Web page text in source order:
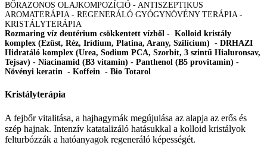
BŐRAZONOS OLAJKOMPOZÍCIÓ - ANTISZEPTIKUS
AROMATERÁPIA - REGENERÁLÓ GYÓGYNÖVÉNY TERÁPIA -
KRISTÁLYTERÁPIA
Rozmaring víz deutérium csökkentett vízből - Kolloid kristály
komplex (Ezüst, Réz, Irídium, Platina, Arany, Szilícium) - DRHAZI
Hidratáló komplex (Urea, Sodium PCA, Szorbit, 3 szintű Hialuronsav,
Tejsav) - Niacinamid (B3 vitamin) - Panthenol (B5 provitamin) -
Növényi keratin - Koffein - Bio Totarol
Kristályterápia
A fejbőr vitalitása, a hajhagymák megújulása az alapja az erős és
szép hajnak. Intenzív katatalizáló hatásukkal a kolloid kristályok
felturbózzák a hatóanyagok regeneráló képességét.